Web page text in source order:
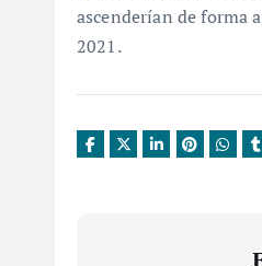
ascenderían de forma
2021.